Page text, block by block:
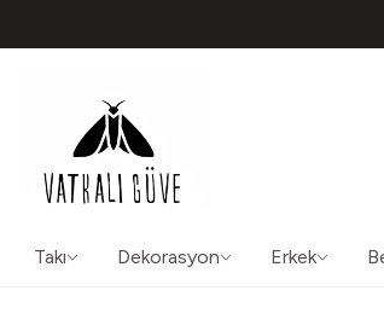
Takı Dekorasyon Erkek